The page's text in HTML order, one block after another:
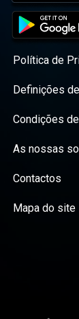
Política de
Definições
Condições
As nossas
Contactos
Mapa do site